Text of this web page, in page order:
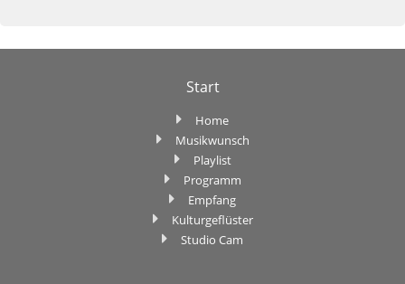
Start
Home
Musikwunsch
Playlist
Programm
Empfang
Kulturgeflüster
Studio Cam